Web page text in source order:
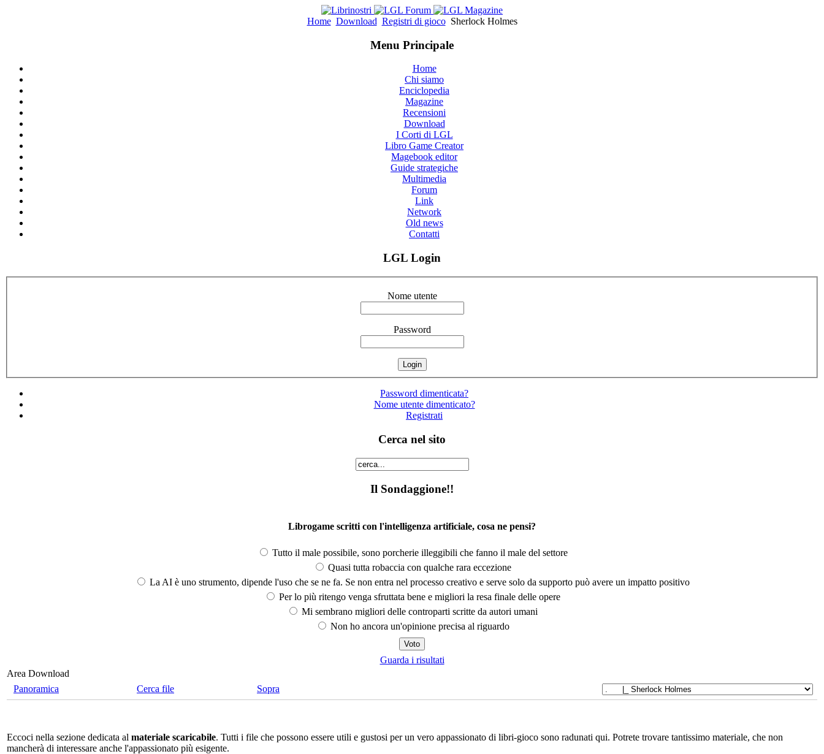
Home Download Registri di gioco Sherlock Holmes
Menu Principale
Home
Chi siamo
Enciclopedia
Magazine
Recensioni
Download
I Corti di LGL
Libro Game Creator
Magebook editor
Guide strategiche
Multimedia
Forum
Link
Network
Old news
Contatti
LGL Login
Nome utente
Password
Password dimenticata?
Nome utente dimenticato?
Registrati
Cerca nel sito
Il Sondaggione!!
Librogame scritti con l'intelligenza artificiale, cosa ne pensi?
Tutto il male possibile, sono porcherie illeggibili che fanno il male del settore
Quasi tutta robaccia con qualche rara eccezione
La AI è uno strumento, dipende l'uso che se ne fa. Se non entra nel processo creativo e serve solo da supporto può avere un impatto positivo
Per lo più ritengo venga sfruttata bene e migliori la resa finale delle opere
Mi sembrano migliori delle controparti scritte da autori umani
Non ho ancora un'opinione precisa al riguardo
Guarda i risultati
Area Download
Panoramica
Cerca file Sopra
Eccoci nella sezione dedicata al materiale scaricabile. Tutti i file che possono essere utili e gustosi per un vero appassionato di libri-gioco sono radunati qui. Potrete trovare tantissimo materiale, che non
mancherà di interessare anche l'appassionato più esigente.